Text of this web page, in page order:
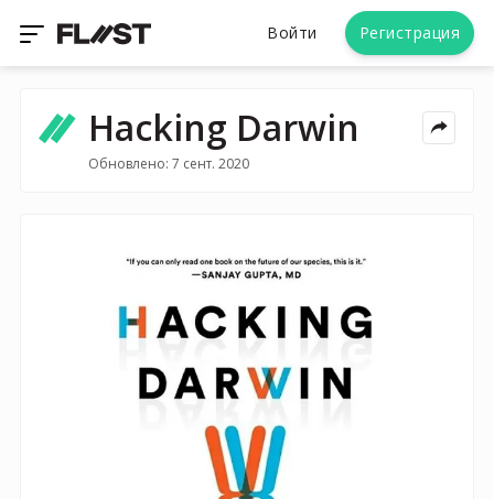
Войти Регистрация
Hacking Darwin
Обновлено: 7 сент. 2020